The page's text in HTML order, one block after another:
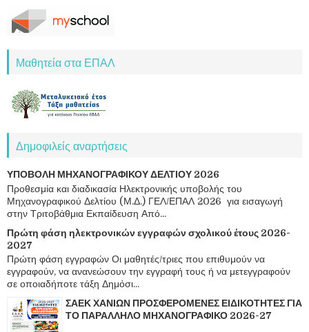
Μαθητεία στα ΕΠΑΛ
Δημοφιλείς αναρτήσεις
ΥΠΟΒΟΛΗ ΜΗΧΑΝΟΓΡΑΦΙΚΟΥ ΔΕΛΤΙΟΥ 2026
Προθεσμία και διαδικασία Ηλεκτρονικής υποβολής του
Μηχανογραφικού Δελτίου (Μ.Δ.) ΓΕΛ/ΕΠΑΛ 2026 για εισαγωγή
στην Τριτοβάθμια Εκπαίδευση Από...
Πρώτη φάση ηλεκτρονικών εγγραφών σχολικού έτους 2026-
2027
Πρώτη φάση εγγραφών Οι μαθητές/τριες που επιθυμούν να
εγγραφούν, να ανανεώσουν την εγγραφή τους ή να μετεγγραφούν
σε οποιαδήποτε τάξη Δημόσι...
ΣΑΕΚ ΧΑΝΙΩΝ ΠΡΟΣΦΕΡΟΜΕΝΕΣ ΕΙΔΙΚΟΤΗΤΕΣ ΓΙΑ
ΤΟ ΠΑΡΑΛΛΗΛΟ ΜΗΧΑΝΟΓΡΑΦΙΚΟ 2026-27